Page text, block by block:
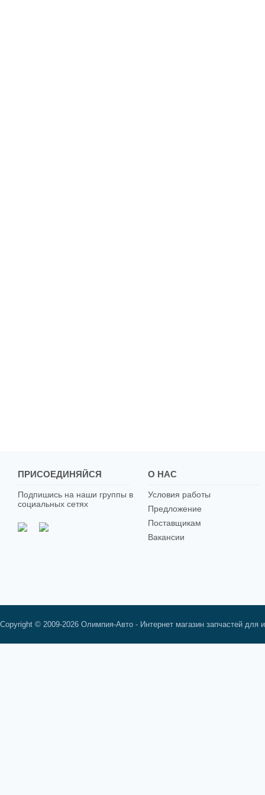
ПРИСОЕДИНЯЙСЯ
Подпишись на наши группы в
социальных сетях
О НАС
Условия работы
Предложение
Поставщикам
Вакансии
Copyright © 2009-2026 Олимпия-Авто - Интернет магазин запчастей для